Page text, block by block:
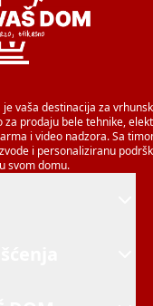
je vaša destinacija za
za prodaju bele tehnike,
i video nadzora. Sa
i personaliziranu
svom domu.